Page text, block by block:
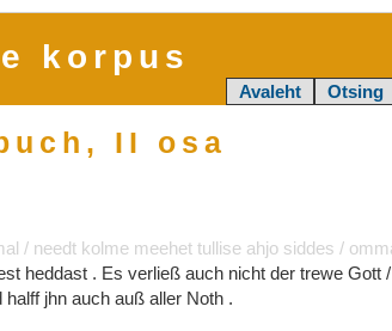
korpus
Avaleht Otsing
II osa
/ needt kolme meehet tullise ahjo siddes /
heddast . Es verließ auch nicht der trewe Gott /
halff jhn auch auß aller Noth .